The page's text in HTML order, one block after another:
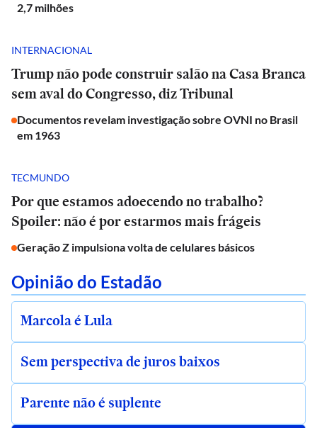
2,7 milhões
INTERNACIONAL
Trump não pode construir salão na Casa Branca
sem aval do Congresso, diz Tribunal
Documentos revelam investigação sobre OVNI no Brasil
em 1963
TECMUNDO
Por que estamos adoecendo no trabalho?
Spoiler: não é por estarmos mais frágeis
Geração Z impulsiona volta de celulares básicos
Opinião do Estadão
Marcola é Lula
Sem perspectiva de juros baixos
Parente não é suplente